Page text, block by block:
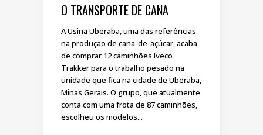
O TRANSPORTE DE CANA
A Usina Uberaba, uma das referências
na produção de cana-de-açúcar, acaba
de comprar 12 caminhões Iveco
Trakker para o trabalho pesado na
unidade que fica na cidade de Uberaba,
Minas Gerais. O grupo, que atualmente
conta com uma frota de 87 caminhões,
escolheu os modelos...